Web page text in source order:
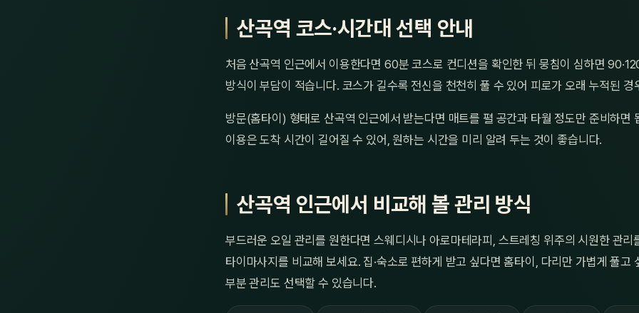
산곡역 코스·시간대 선택 안내
처음 산곡역 인근에서 이용한다면 60분 코스로 컨디션을 확인한 뒤 뭉침이 심하면
방식이 부담이 적습니다. 코스가 길수록 전신을 천천히 풀 수 있어 피로가 오래 누적된 경
방문(홈타이) 형태로 산곡역 인근에서 받는다면 매트를 펼 공간과 타월 정도만 준비하면
이용은 도착 시간이 길어질 수 있어, 원하는 시간을 미리 알려 두는 것이 좋습니다.
산곡역 인근에서 비교해 볼 관리 방식
부드러운 오일 관리를 원한다면 스웨디시나 아로마테라피, 스트레칭 위주의 시원한 관리
타이마사지를 비교해 보세요. 집·숙소로 편하게 받고 싶다면 홈타이, 다리만 가볍게 풀고
부분 관리도 선택할 수 있습니다.